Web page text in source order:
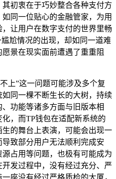
初衷在于巧妙整合各种支付方
同一位贴心的金融管家，为用
让用户在数字支付的世界里畅
尬情况的出现，却如同一道难
景在现实面前遭遇了重重阻
上”这一问题可能涉及多个复
同一棵不断生长的大树，持续
功能等诸多方面与旧版本相
，而TP钱包在适配新系统的
的舞台上表演，可能会出现一
致部分用户无法顺利完成安
占用等问题，也极有可能成为
发过程中，没有经过充分、严
座没有经过严格质检的大厦，